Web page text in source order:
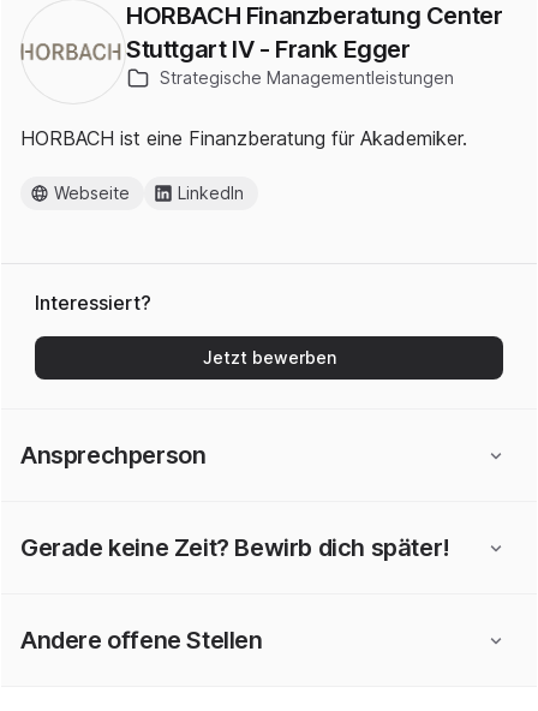
HORBACH Finanzberatung Center
Stuttgart IV - Frank Egger
Strategische Managementleistungen
HORBACH ist eine Finanzberatung für Akademiker.
Webseite LinkedIn
Interessiert?
Jetzt bewerben
Ansprechperson
Gerade keine Zeit? Bewirb dich später!
Andere offene Stellen